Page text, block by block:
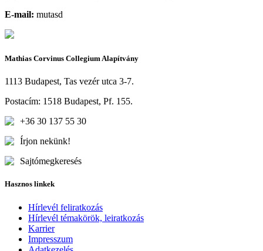
E-mail: mutasd
Mathias Corvinus Collegium Alapítvány
1113 Budapest, Tas vezér utca 3-7.
Postacím: 1518 Budapest, Pf. 155.
+36 30 137 55 30
Írjon nekünk!
Sajtómegkeresés
Hasznos linkek
Hírlevél feliratkozás
Hírlevél témakörök, leiratkozás
Karrier
Impresszum